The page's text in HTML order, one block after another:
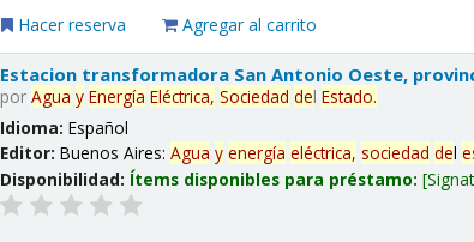
Hacer reserva Agregar al carrito
Estacion transformadora San Antonio Oeste,
porAgua y Energía Eléctrica, Sociedad delEstado.
Idioma:Español
Editor:Buenos Aires:Agua y energía eléctrica, sociedad del
Disponibilidad: Ítems disponibles para préstamo: